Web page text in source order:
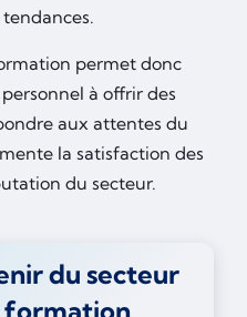
permet donc
à offrir des
aux attentes du
la satisfaction des
du secteur.
du secteur